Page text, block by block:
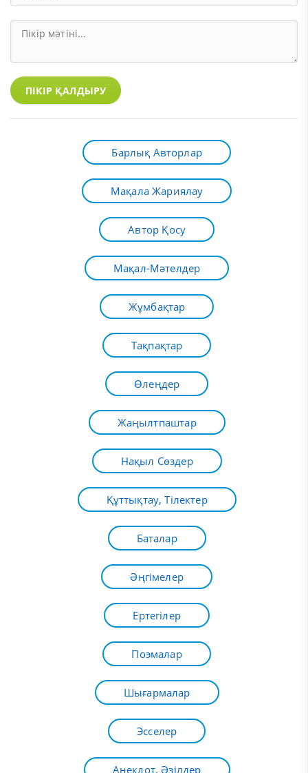
ПІКІР ҚАЛДЫРУ
Барлық Авторлар
Мақала Жариялау
Автор Қосу
Мақал-Мәтелдер
Жұмбақтар
Тақпақтар
Өлеңдер
Жаңылтпаштар
Нақыл Сөздер
Құттықтау, Тілектер
Баталар
Әңгімелер
Ертегілер
Поэмалар
Шығармалар
Эсселер
Анекдот, Әзілдер